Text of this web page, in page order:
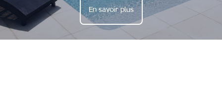
En savoir plus